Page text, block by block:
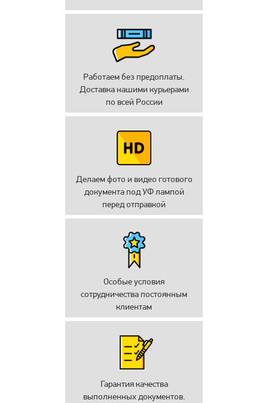
Работаем без предоплаты.
Доставка нашими курьерами
по всей России
Делаем фото и видео готового
документа под УФ лампой
перед отправкой
Особые условия
сотрудничества постоянным
клиентам
Гарантия качества
выполненных документов.